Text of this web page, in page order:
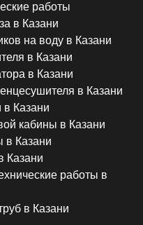
работы
в Казани
на воду в Казани
в Казани
в Казани
в Казани
в Казани
кабины в Казани
в Казани
Казани
работы в
в Казани